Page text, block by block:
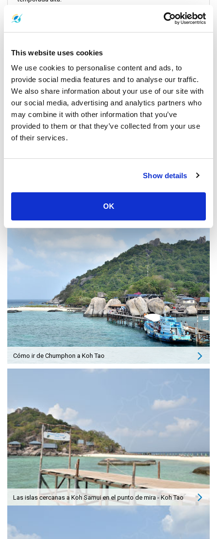
This website uses cookies
We use cookies to personalise content and ads, to
provide social media features and to analyse our traffic.
We also share information about your use of our site with
our social media, advertising and analytics partners who
may combine it with other information that you’ve
provided to them or that they’ve collected from your use
of their services.
Show details
OK
Tenga a mano el billete de ferry, el carné de identidad y cualquier
Compruebe las horas de salida y llegada para asegurarse de que
Ir de Nakhon Si Thammarat a Koh Tao es una experiencia que
combina un viaje en autobús con un trayecto en ferry, ofreciendo
impresionantes vistas por el camino. Esta ruta, con sus fáciles
duraderos. Recuerde que los servicios de ferry y autobús de
Nakhon Si Thammarat a Koh Tao, junto con información sobre
horarios y precios, están diseñados para que disfrute al máximo
Cómo ir de Chumphon a Koh Tao
Las islas cercanas a Koh Samui en el punto de mira - Koh Tao